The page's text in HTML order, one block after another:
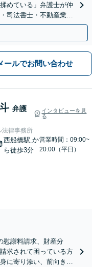
めている」弁護士が仲
司法書士・不動産業者
船橋駅3分】
ールでお問い合わせ
弁護
インタビューを見
る
法律事務所
西船橋駅 か
ら徒歩3分
営業時間：09:00~
20:00（平日）
慰謝料請求、財産分
求されて困っている方
に寄り添い、前向きな